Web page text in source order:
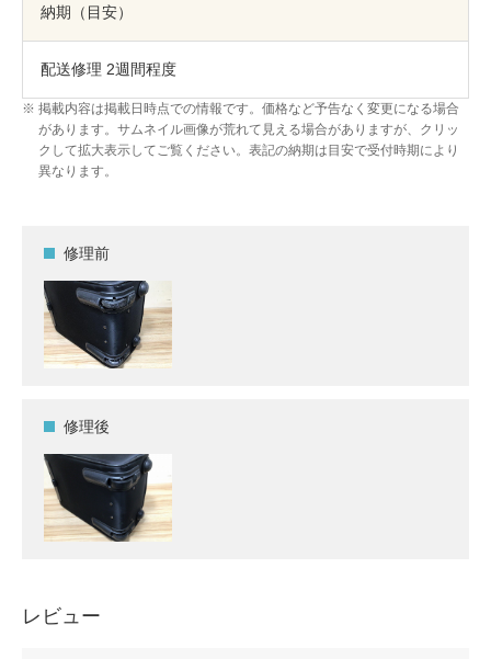
採用情報
CLOSE
納期（目安）
配送修理 2週間程度
掲載内容は掲載日時点での情報です。価格など予告なく変更になる場合
があります。サムネイル画像が荒れて見える場合がありますが、クリッ
クして拡大表示してご覧ください。表記の納期は目安で受付時期により
異なります。
修理前
修理後
レビュー